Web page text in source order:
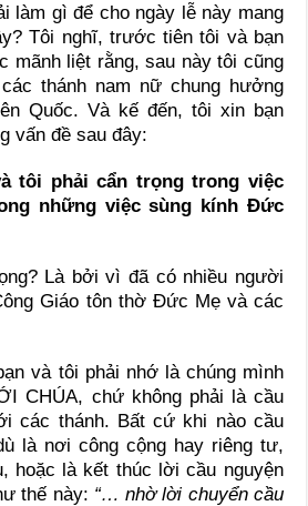
làm gì để cho ngày lễ này mang
Tôi nghĩ, trước tiên tôi và bạn
mãnh liệt rằng, sau này tôi cũng
thánh nam nữ chung hưởng
Quốc. Và kế đến, tôi xin bạn
vấn đề sau đây:
tôi phải cẩn trọng trong việc
những việc sùng kính Đức
Là bởi vì đã có nhiều người
Giáo tôn thờ Đức Mẹ và các
và tôi phải nhớ là chúng mình
CHÚA, chứ không phải là cầu
các thánh. Bất cứ khi nào cầu
là nơi công cộng hay riêng tư,
hoặc là kết thúc lời cầu nguyện
thế này: “… nhờ lời chuyển cầu